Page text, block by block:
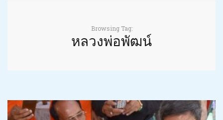
Browsing Tag:
หลวงพ่อพัฒน์